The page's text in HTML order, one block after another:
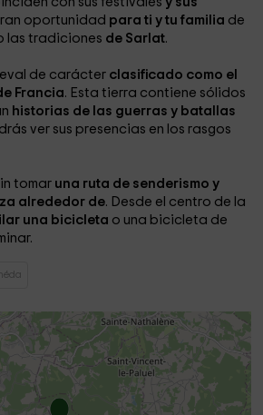
oportunidad para ti y tu familia de
las tradiciones de Sarlat.
de carácter clasificado como el
Francia. Esta tierra contiene sólidos
historias de las guerras y batallas
ver sus presencias en los rasgos
tomar una ruta de senderismo y
alrededor de. Desde el centro de la
una bicicleta o una bicicleta de